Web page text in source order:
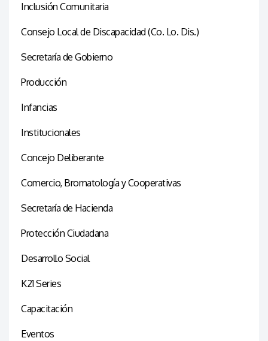
Inclusión Comunitaria
Consejo Local de Discapacidad (Co. Lo. Dis.)
Secretaría de Gobierno
Producción
Infancias
Institucionales
Concejo Deliberante
Comercio, Bromatología y Cooperativas
Secretaría de Hacienda
Protección Ciudadana
Desarrollo Social
K21 Series
Capacitación
Eventos